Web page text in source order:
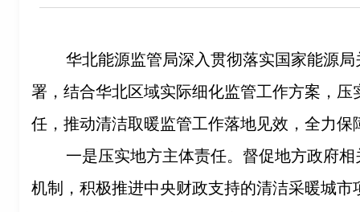
华北能源监管局深入贯彻落实国家能源
署，结合华北区域实际细化监管工作方案，
任，推动清洁取暖监管工作落地见效，全力保
一是压实地方主体责任。督促地方政府
机制， 积极推进中央财政支持的清洁采暖城